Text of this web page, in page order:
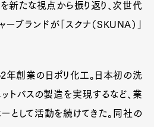
新たな視点から振り返り、次世代
ブランドが「スクナ（SKUNA）」
年創業の日ポリ化工。日本初の洗
トバスの製造を実現するなど、業
として活動を続けてきた。同社の